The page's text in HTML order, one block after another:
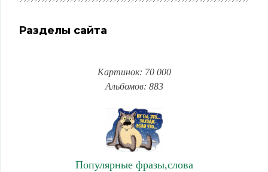
Разделы сайта
Картинок: 70 000
Альбомов: 883
Популярные фразы,слова